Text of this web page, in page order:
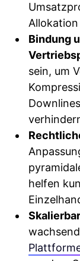
Bindung
sein, um
helfen